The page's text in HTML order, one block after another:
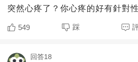
突然心疼了？你心疼的好有針對性
549 踩
回答18